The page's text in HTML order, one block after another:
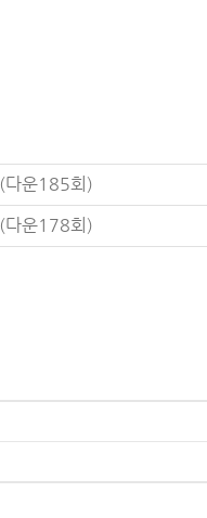
(다운185회)
(다운178회)